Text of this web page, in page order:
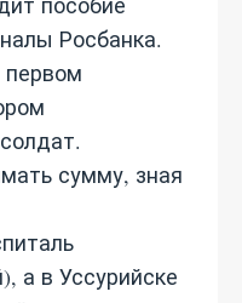
Росбанка.
сумму, зная
а в Уссурийске